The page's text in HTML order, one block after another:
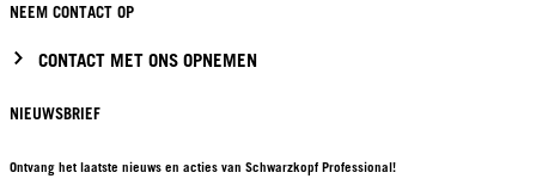
NEEM CONTACT OP
CONTACT MET ONS OPNEMEN
NIEUWSBRIEF
Ontvang het laatste nieuws en acties van Schwarzkopf Professional!